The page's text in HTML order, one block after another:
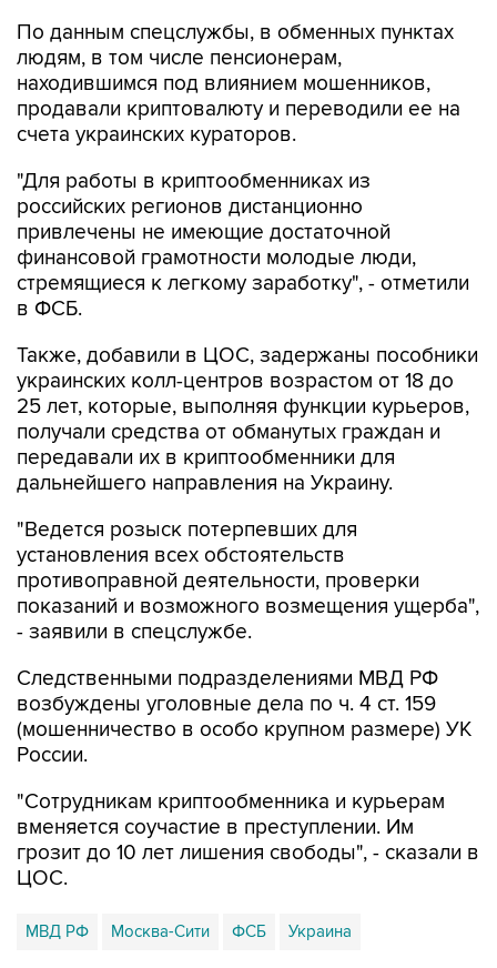
По данным спецслужбы, в обменных пунктах
людям, в том числе пенсионерам,
находившимся под влиянием мошенников,
продавали криптовалюту и переводили ее на
счета украинских кураторов.
"Для работы в криптообменниках из
российских регионов дистанционно
привлечены не имеющие достаточной
финансовой грамотности молодые люди,
стремящиеся к легкому заработку", - отметили
в ФСБ.
Также, добавили в ЦОС, задержаны пособники
украинских колл-центров возрастом от 18 до
25 лет, которые, выполняя функции курьеров,
получали средства от обманутых граждан и
передавали их в криптообменники для
дальнейшего направления на Украину.
"Ведется розыск потерпевших для
установления всех обстоятельств
противоправной деятельности, проверки
показаний и возможного возмещения ущерба",
- заявили в спецслужбе.
Следственными подразделениями МВД РФ
возбуждены уголовные дела по ч. 4 ст. 159
(мошенничество в особо крупном размере) УК
России.
"Сотрудникам криптообменника и курьерам
вменяется соучастие в преступлении. Им
грозит до 10 лет лишения свободы", - сказали в
ЦОС.
МВД РФ Москва-Сити ФСБ Украина